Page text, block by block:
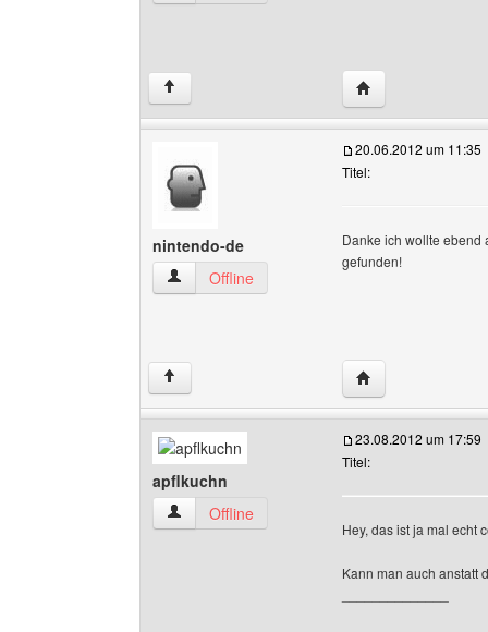
↑ Website dieses
nintendo-de
nintendo-de Benutzer-Profile anzeigen
Offline
20.06.2012 um 11:35
Titel:
Danke ich wollte ebend
gefunden!
↑ Website dieses
apflkuchn
apflkuchn Benutzer-Profile anzeigen
Offline
23.08.2012 um 17:59
Titel:
Hey, das ist ja mal echt
Kann man auch anstatt